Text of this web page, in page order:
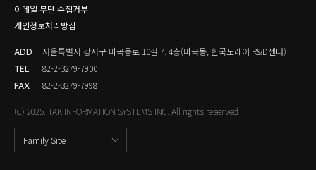
이메일 무단 수집거부
개인정보처리방침
ADD 서울특별시 강서구 마곡동로 10길 7. 4층(마곡동, 한국도레이 R&D센터)
TEL 82-2-3279-7900
FAX 82-2-3279-7998
(C) 2025. TAK INFORMATION SYSTEMS INC. All rights reserved
Family Site